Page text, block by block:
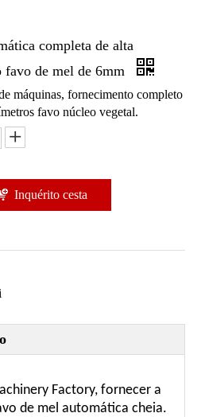
Máquina de papel automática completa padrão do núcleo do favo de mel com CE
Máquina Full-Automatic padrão do núcleo do favo de mel do CE para o uso da mobília Máquina Full-Automatic de alta velocidade contínua do núcleo do favo de mel com certificado do CE
completa de alta
favo de mel de 6mm
máquinas, fornecimento completo
favo núcleo vegetal.
Inquérito cesta
Factory, fornecer a
de mel automática cheia.